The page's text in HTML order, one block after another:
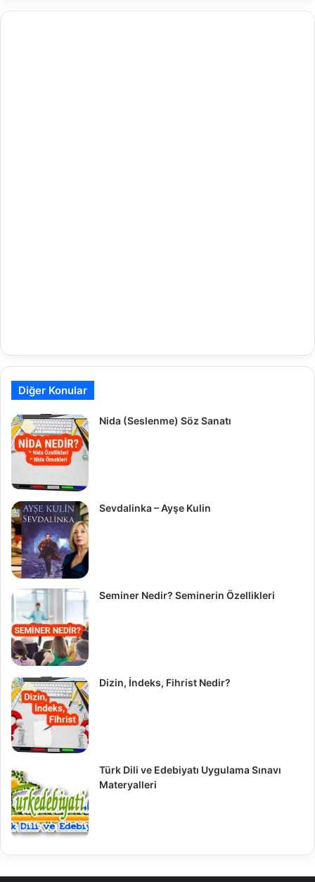
Diğer Konular
Nida (Seslenme) Söz Sanatı
Sevdalinka – Ayşe Kulin
Seminer Nedir? Seminerin Özellikleri
Dizin, İndeks, Fihrist Nedir?
Türk Dili ve Edebiyatı Uygulama Sınavı
Materyalleri